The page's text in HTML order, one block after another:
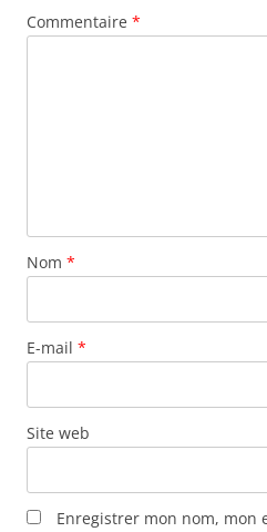
Commentaire *
Nom *
E-mail *
Site web
Enregistrer mon nom, mon